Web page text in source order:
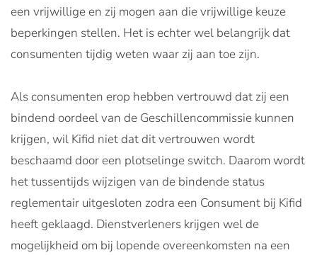
een vrijwillige en zij mogen aan die vrijwillige keuze
beperkingen stellen. Het is echter wel belangrijk dat
consumenten tijdig weten waar zij aan toe zijn.
Als consumenten erop hebben vertrouwd dat zij een
bindend oordeel van de Geschillencommissie kunnen
krijgen, wil Kifid niet dat dit vertrouwen wordt
beschaamd door een plotselinge switch. Daarom wordt
het tussentijds wijzigen van de bindende status
reglementair uitgesloten zodra een Consument bij Kifid
heeft geklaagd. Dienstverleners krijgen wel de
mogelijkheid om bij lopende overeenkomsten na een